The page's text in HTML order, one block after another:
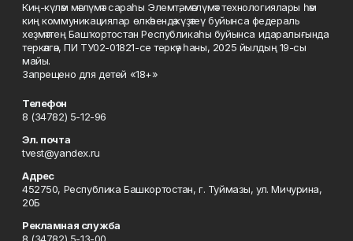
Киң-күләм мәғлүмәт сараһы Элемтә, мәғлүмәт технологиялары һәм
киң коммуникациялар өлкәһендә күҙәтеү буйынса федераль
хеҙмәттең Башҡортостан Республикаһы буйынса идаралығында
теркәлгән, ПИ ТУ02-01821-се теркәү һаны, 2025 йылдың 19-сы
майы.
Запрещено для детей «18+»
Телефон
8 (34782) 5-12-96
Эл. почта
tvest@yandex.ru
Адрес
452750, Республика Башкортостан, г. Туймазы, ул. Мичурина,
20Б
Рекламная служба